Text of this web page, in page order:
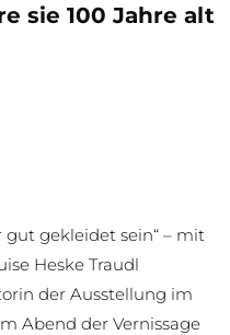
sie 100 Jahre alt
gut gekleidet sein“ – mit
Heske Traudl
der Ausstellung im
Abend der Vernissage